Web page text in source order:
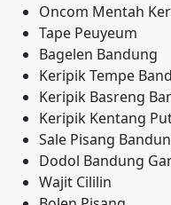
Oncom Mentah
Tape Peuyeum
Bagelen Bandung
Keripik Tempe
Keripik Basreng
Keripik Kentang
Sale Pisang
Dodol Bandung
Wajit Cililin